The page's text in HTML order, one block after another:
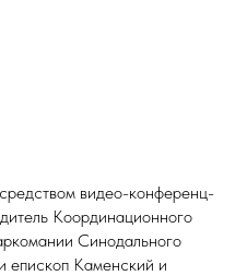
видео-конференц-
Координационного
Синодального
епископ Каменский и